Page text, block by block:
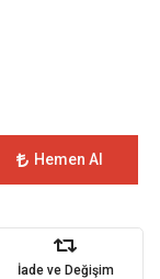
Hemen Al
İade ve Değişim